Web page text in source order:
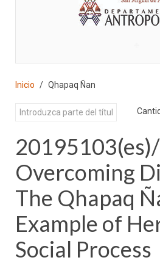
Inicio Qhapaq Ñan
Overcoming
The Qhapaq
Example of
Social Process